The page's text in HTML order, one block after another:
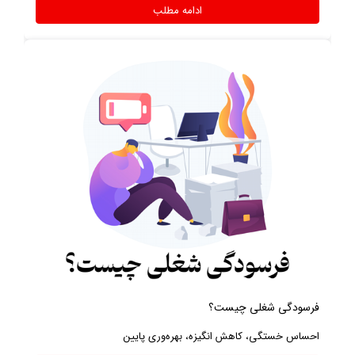
ادامه مطلب
فرسودگی شغلی چیست؟
احساس خستگی، کاهش انگیزه، بهره‌وری پایین